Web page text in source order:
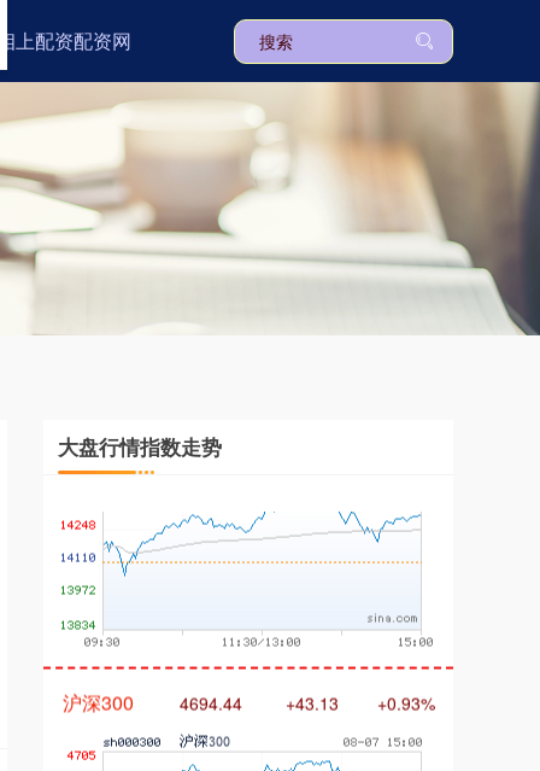
上配资配资网
大盘行情指数走势
上证综指
沪深300 4694.44 +43.13 +0.93%